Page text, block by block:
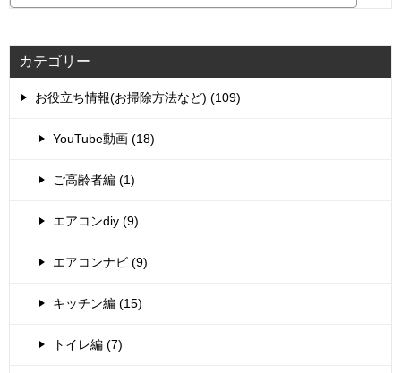
カテゴリー
お役立ち情報(お掃除方法など) (109)
YouTube動画 (18)
ご高齢者編 (1)
エアコンdiy (9)
エアコンナビ (9)
キッチン編 (15)
トイレ編 (7)